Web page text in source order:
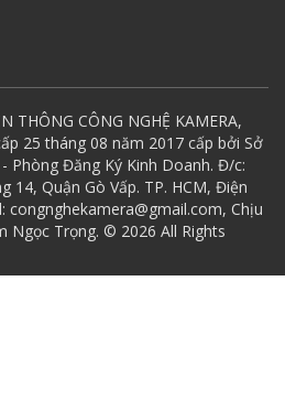
THÔNG CÔNG NGHỆ KAMERA,
25 tháng 08 năm 2017 cấp bởi Sở
Phòng Đăng Ký Kinh Doanh. Đ/c:
14, Quận Gò Vấp. TP. HCM, Điện
congnghekamera@gmail.com, Chịu
Ngọc Trọng. © 2026 All Rights